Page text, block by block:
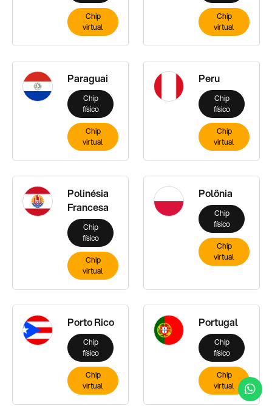
Chip
virtual
Chip
virtual
Paraguai
Chip
físico
Chip
virtual
Peru
Chip
físico
Chip
virtual
Polinésia
Francesa
Chip
físico
Chip
virtual
Polônia
Chip
físico
Chip
virtual
Porto Rico
Chip
físico
Chip
virtual
Portugal
Chip
físico
Chip
virtual